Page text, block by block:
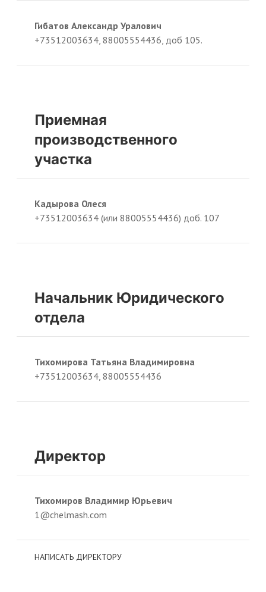
Гибатов Александр Уралович
+73512003634, 88005554436, доб 105.
Приемная
производственного
участка
Кадырова Олеся
+73512003634 (или 88005554436) доб. 107
Начальник Юридического
отдела
Тихомирова Татьяна Владимировна
+73512003634, 88005554436
Директор
Тихомиров Владимир Юрьевич
1@chelmash.com
НАПИСАТЬ ДИРЕКТОРУ